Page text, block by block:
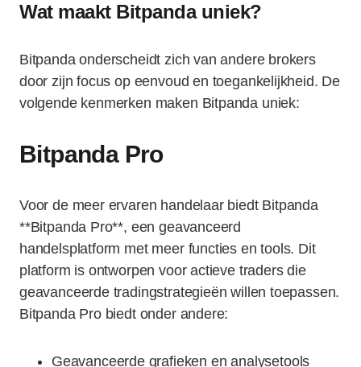
Wat maakt Bitpanda uniek?
Bitpanda onderscheidt zich van andere brokers
door zijn focus op eenvoud en toegankelijkheid. De
volgende kenmerken maken Bitpanda uniek:
Bitpanda Pro
Voor de meer ervaren handelaar biedt Bitpanda
**Bitpanda Pro**, een geavanceerd
handelsplatform met meer functies en tools. Dit
platform is ontworpen voor actieve traders die
geavanceerde tradingstrategieën willen toepassen.
Bitpanda Pro biedt onder andere:
Geavanceerde grafieken en analysetools